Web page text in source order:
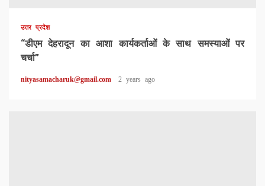
उत्तर प्रदेश
“डीएम देहरादून का आशा कार्यकर्ताओं के साथ समस्याओं पर
चर्चा”
nityasamacharuk@gmail.com 2 years ago